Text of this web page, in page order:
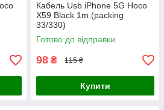
Кабель Usb iPhone 5G Hoco
X59 Black 1m (packing
33/330)
Готово до відправки
98 ₴ 115 ₴
Купити